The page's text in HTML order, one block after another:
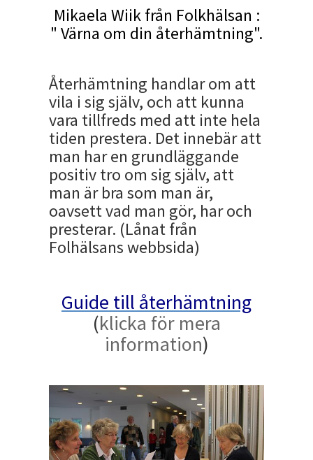
Mikaela Wiik från Folkhälsan :
" Värna om din återhämtning".
Återhämtning handlar om att
vila i sig själv, och att kunna
vara tillfreds med att inte hela
tiden prestera. Det innebär att
man har en grundläggande
positiv tro om sig själv, att
man är bra som man är,
oavsett vad man gör, har och
presterar. (Lånat från
Folhälsans webbsida)
Guide till återhämtning
(klicka för mera
information)